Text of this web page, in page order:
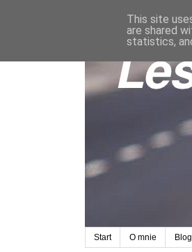
Start O mnie
This site
are shared
statistics,